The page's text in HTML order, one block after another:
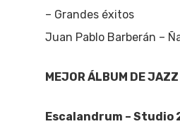
– Grandes éxitos
Juan Pablo Barberán –
MEJOR ÁLBUM DE JAZZ
Escalandrum – Studio